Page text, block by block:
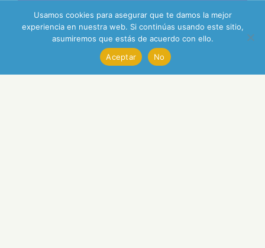
Usamos cookies para asegurar que te damos la mejor
experiencia en nuestra web. Si continúas usando este sitio,
asumiremos que estás de acuerdo con ello.
Aceptar
No